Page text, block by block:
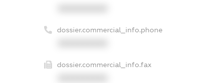
dossier.commercial_info.phone
dossier.commercial_info.fax